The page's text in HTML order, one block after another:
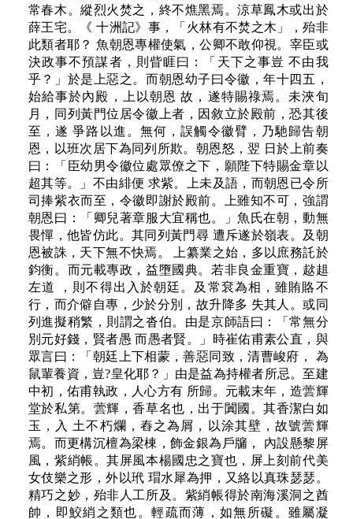
常春木。縱烈火焚之，終不燋黑焉。涼草鳳木或出於
薛王宅。《 十洲記》事，「火林有不焚之木」，殆非
此類者耶？ 魚朝恩專權使氣，公卿不敢仰視。宰臣或
決政事不預謀者，則眥睚曰：「天下之事豈 不由我
乎？」於是上惡之。而朝恩幼子曰令徽，年十四五，
始給事於內殿，上以朝恩 故，遂特賜祿焉。未浹旬
月，同列黃門位居令徽上者，因敘立於殿前，恐其後
至，遂 爭路以進。無何，誤觸令徽臂，乃馳歸告朝
恩，以班次居下為同列所欺。朝恩怒，翌 日於上前奏
曰：「臣幼男令徽位處眾僚之下，願陛下特賜金章以
超其等。」不由緋便 求紫。上未及語，而朝恩已令所
司捧紫衣而至，令徽即謝於殿前。上雖知不可，強謂
朝恩曰：「卿兒著章服大宜稱也。」魚氏在朝，動無
畏憚，他皆仿此。其同列黃門尋 遭斥遂於嶺表。及朝
恩被誅，天下無不快焉。 上纂業之始，多以庶務託於
鈞衡。而元載專政，益墮國典。若非良金重寶，趑趄
左道 ，則不得出入於朝廷。及常袞為相，雖賄賂不
行，而介僻自專，少於分別，故升降多 失其人。或同
列進擬稍繁，則謂之沓伯。由是京師語曰：「常無分
別元好錢，賢者愚 而愚者賢。」時崔佑甫素公直，與
眾言曰：「朝廷上下相蒙，善惡同致，清曹峻府， 為
鼠輩養資，豈?皇化耶？」由是益為持權者所忌。至建
中初，佑甫執政，人心方有 所歸。元載末年，造蕓輝
堂於私第。蕓輝，香草名也，出于闐國。其香潔白如
玉，入 土不朽爛，舂之為屑，以涂其壁，故號蕓輝
焉。而更構沉檀為梁棟，飾金銀為戶牖， 內設懸黎屏
風，紫綃帳。其屏風本楊國忠之寶也，屏上刻前代美
女伎樂之形，外以玳 瑁水犀為押，又絡以真珠瑟瑟。
精巧之妙，殆非人工所及。紫綃帳得於南海溪洞之酋
帥，即鮫綃之類也。輕疏而薄，如無所礙。雖屬凝